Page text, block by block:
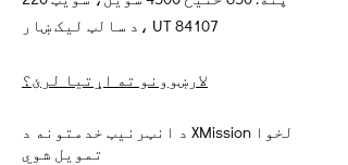
د سالټ لیک ښار، UT 84107
لارښوونو ته اړتیا لرئ؟
د انټرنیټ خدمتونه د XMission لخوا
تمویل شوي